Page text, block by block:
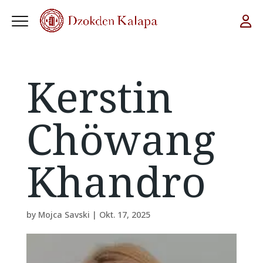
Kerstin
Chöwang
Khandro
by Mojca Savski | Okt. 17, 2025